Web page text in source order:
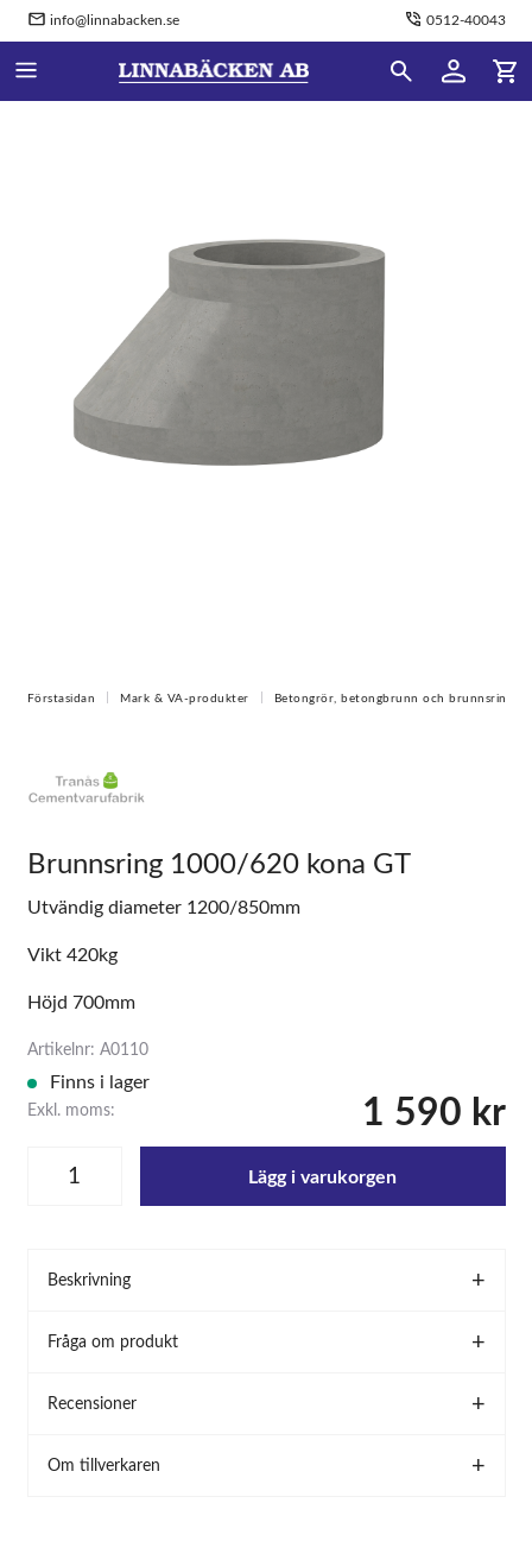
info@linnabacken.se 0512-40043
Förstasidan Mark & VA-produkter Betongrör, betongbrunn och brunnsring
Brunnsring 1000/620 kona GT
Utvändig diameter 1200/850mm
Vikt 420kg
Höjd 700mm
Artikelnr: A0110
Finns i lager
Exkl. moms: 1 590 kr
Lägg i varukorgen
Beskrivning
Fråga om produkt
Recensioner
Om tillverkaren